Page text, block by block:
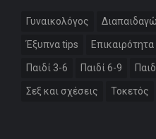
Γυναικολόγος
Έξυπνα tips Επικαιρότητα
Παιδί 3-6 Παιδί 6-9
Σεξ και σχέσεις Τοκετός